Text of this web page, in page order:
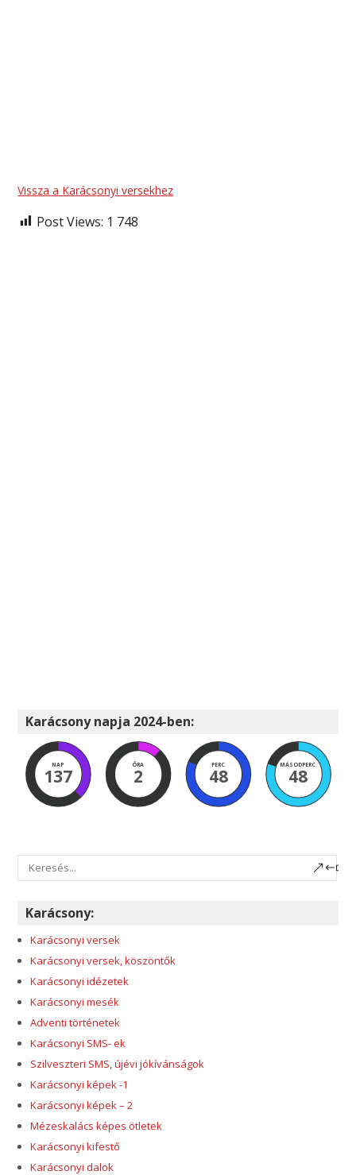
Vissza a Karácsonyi versekhez
Post Views: 1 748
Karácsony napja 2024-ben:
NAP
137
ÓRA
2
PERC
48
MÁSODPERC
47
Karácsony:
Karácsonyi versek
Karácsonyi versek, köszöntők
Karácsonyi idézetek
Karácsonyi mesék
Adventi történetek
Karácsonyi SMS- ek
Szilveszteri SMS, újévi jókívánságok
Karácsonyi képek -1
Karácsonyi képek – 2
Mézeskalács képes ötletek
Karácsonyi kifestő
Karácsonyi dalok